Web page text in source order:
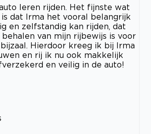
leren rijden. Het fijnste wat
dat Irma het vooral belangrijk
en zelfstandig kan rijden, dat
van mijn rijbewijs is voor
Hierdoor kreeg ik bij Irma
en rij ik nu ook makkelijk
en veilig in de auto!